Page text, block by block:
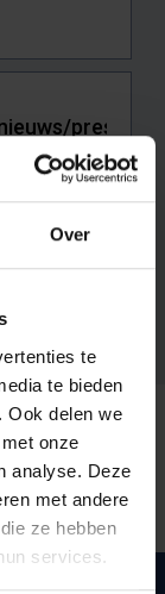
Over
te
te bieden
Ook delen we
onze
analyse. Deze
met andere
ze hebben
services.
fout zag.